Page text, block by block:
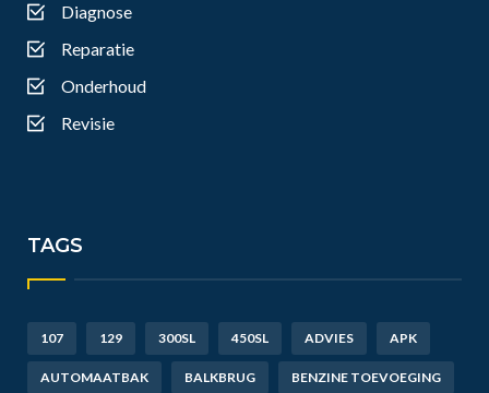
Diagnose
Reparatie
Onderhoud
Revisie
TAGS
107 129 300SL 450SL ADVIES APK
AUTOMAATBAK BALKBRUG BENZINE TOEVOEGING